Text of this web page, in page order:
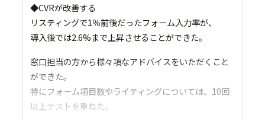
◆CVRが改善する
リスティングで1％前後だったフォーム入力率が、
導入後では2.6%まで上昇させることができた。
窓口担当の方から様々項なアドバイスをいただくこと
ができた。
特にフォーム項目数やライティングについては、10回
以上テストを重ねた。